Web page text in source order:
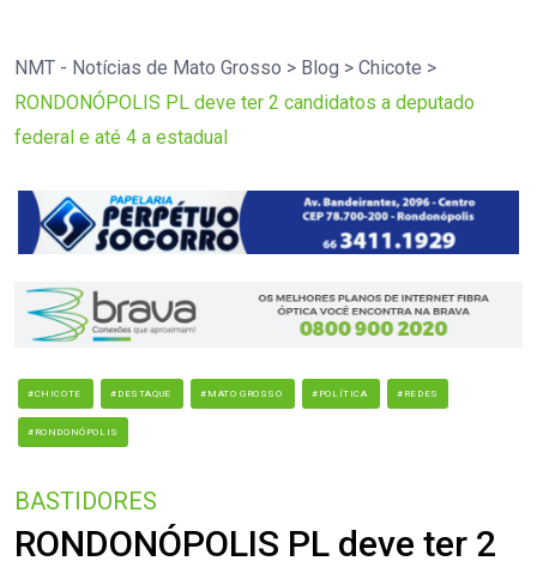
NMT - Notícias de Mato Grosso > Blog > Chicote >
RONDONÓPOLIS PL deve ter 2 candidatos a deputado
federal e até 4 a estadual
#CHICOTE #DESTAQUE #MATO GROSSO #POLÍTICA #REDES
#RONDONÓPOLIS
BASTIDORES
RONDONÓPOLIS PL deve ter 2